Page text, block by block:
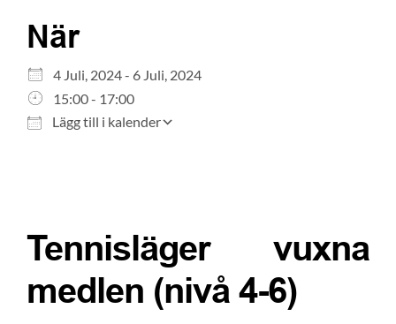
När
4 Juli, 2024 - 6 Juli, 2024
15:00 - 17:00
Lägg till i kalender
Ladda ner ICS
iCalendar
Office 365
Tennisläger vuxna
medlen (nivå 4-6)